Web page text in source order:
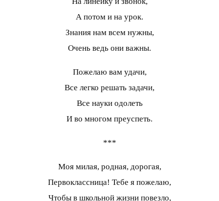
А потом и на урок.
Знания нам всем нужны,
Очень ведь они важны.
Пожелаю вам удачи,
Все легко решать задачи,
Все науки одолеть
И во многом преуспеть.
***
Моя милая, родная, дорогая,
Первоклассница! Тебе я пожелаю,
Чтобы в школьной жизни повезло,